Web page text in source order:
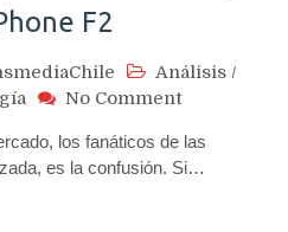
F2
Análisis /
No Commenton
filtraciones
señalan
los fanáticos de las
es la confusión. Si…